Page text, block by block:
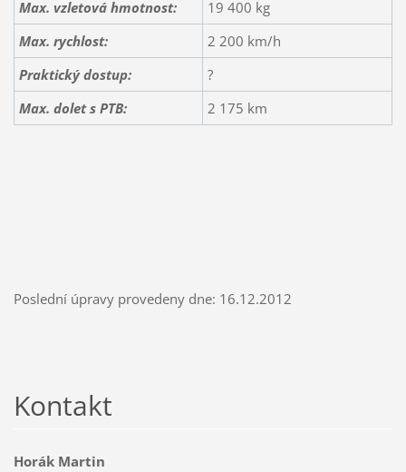
Max. vzletová hmotnost:
19 400 kg
Max. rychlost:
2 200 km/h
Praktický dostup:
?
Max. dolet s PTB:
2 175 km
Poslední úpravy provedeny dne: 16.12.2012
Kontakt
Horák Martin